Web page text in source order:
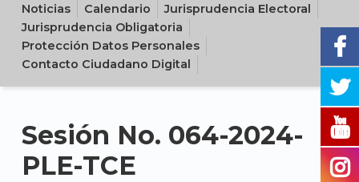
Noticias
Calendario
Jurisprudencia Electoral
Jurisprudencia Obligatoria
Protección Datos Personales
Contacto Ciudadano Digital
Sesión No. 064-2024-
PLE-TCE